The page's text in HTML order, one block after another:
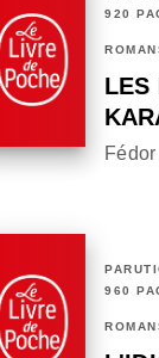
920
LES
960